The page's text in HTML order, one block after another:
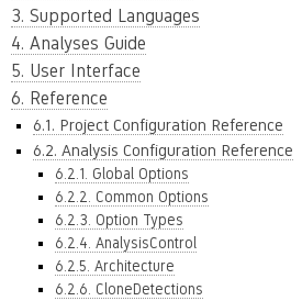
3. Supported Languages
4. Analyses Guide
5. User Interface
6. Reference
6.1. Project Configuration Reference
6.2. Analysis Configuration Reference
6.2.1. Global Options
6.2.2. Common Options
6.2.3. Option Types
6.2.4. AnalysisControl
6.2.5. Architecture
6.2.6. CloneDetections